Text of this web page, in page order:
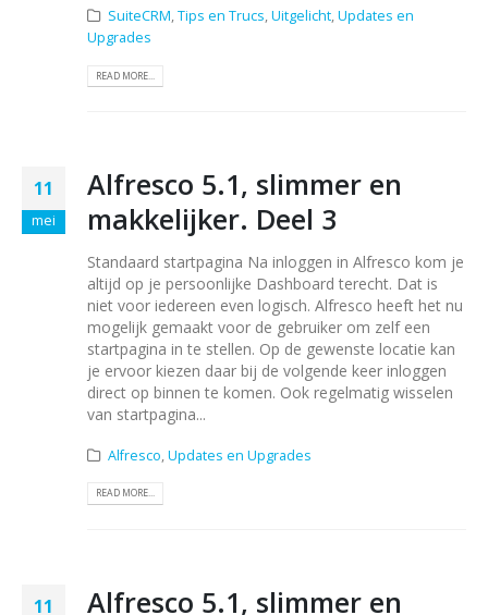
SuiteCRM,Tips en Trucs,Uitgelicht,Updates en
Upgrades
READ MORE...
11
mei
Alfresco 5.1, slimmer en
makkelijker. Deel 3
Standaard startpagina Na inloggen in Alfresco kom je
altijd op je persoonlijke Dashboard terecht. Dat is
niet voor iedereen even logisch. Alfresco heeft het nu
mogelijk gemaakt voor de gebruiker om zelf een
startpagina in te stellen. Op de gewenste locatie kan
je ervoor kiezen daar bij de volgende keer inloggen
direct op binnen te komen. Ook regelmatig wisselen
van startpagina...
Alfresco,Updates en Upgrades
READ MORE...
11
Alfresco 5.1, slimmer en